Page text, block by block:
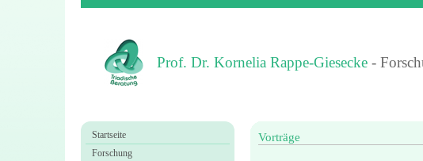
Prof. Dr. Kornelia Rappe-Giesecke -
Startseite
Forschung
Vorträge